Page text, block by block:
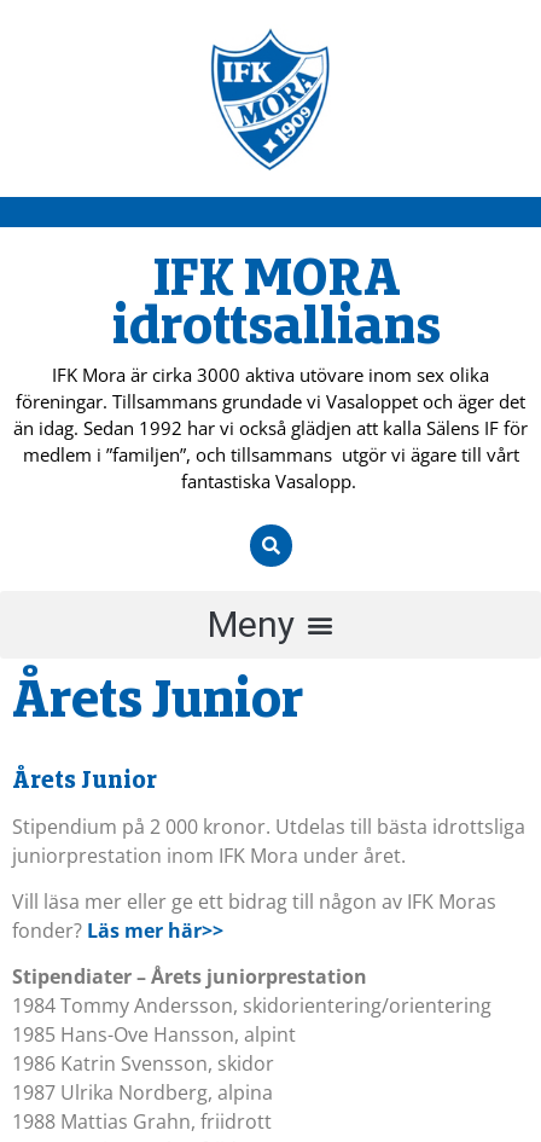
IFK MORA
idrottsallians
IFK Mora är cirka 3000 aktiva utövare inom sex olika
föreningar. Tillsammans grundade vi Vasaloppet och äger det
än idag. Sedan 1992 har vi också glädjen att kalla Sälens IF för
medlem i ”familjen”, och tillsammans utgör vi ägare till vårt
fantastiska Vasalopp.
Årets Junior
Årets Junior
Stipendium på 2 000 kronor. Utdelas till bästa idrottsliga
juniorprestation inom IFK Mora under året.
Vill läsa mer eller ge ett bidrag till någon av IFK Moras
fonder? Läs mer här>>
Stipendiater – Årets juniorprestation
1984 Tommy Andersson, skidorientering/orientering
1985 Hans-Ove Hansson, alpint
1986 Katrin Svensson, skidor
1987 Ulrika Nordberg, alpina
1988 Mattias Grahn, friidrott